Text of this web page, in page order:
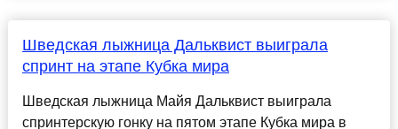
Шведская лыжница Дальквист выиграла
спринт на этапе Кубка мира
Шведская лыжница Майя Дальквист выиграла
спринтерскую гонку на пятом этапе Кубка мира в